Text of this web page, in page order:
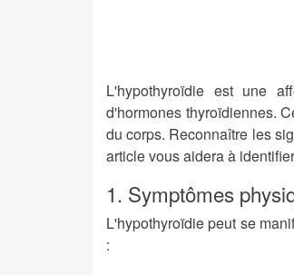
L'hypothyroïdie est une
d'hormones thyroïdiennes.
du corps. Reconnaître les
article vous aidera à
1. Symptômes
L'hypothyroïdie peut se
: